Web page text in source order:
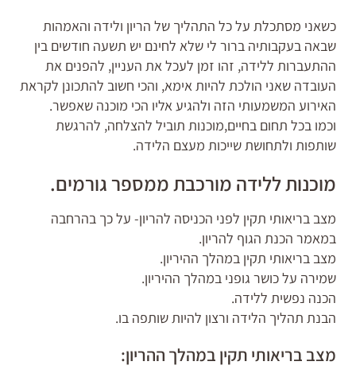
כשאני מסתכלת על כל התהליך של הריון ולידה והאמהות
שבאה בעקבותיה ברור לי שלא לחינם יש תשעה חודשים בין
ההתעברות ללידה, זהו זמן לעכל את העניין, להפנים את
העובדה שאני הולכת להיות אימא, והכי חשוב להתכונן לקראת
האירוע המשמעותי הזה ולהגיע אליו הכי מוכנה שאפשר.
וכמו בכל תחום בחיים,מוכנות תוביל להצלחה, להרגשת
שותפות ולתחושת שייכות מעצם הלידה.
מוכנות ללידה מורכבת ממספר גורמים.
מצב בריאותי תקין לפני הכניסה להריון- על כך בהרחבה
במאמר הכנת הגוף להריון.
מצב בריאותי תקין במהלך ההיריון.
שמירה על כושר גופני במהלך ההיריון.
הכנה נפשית ללידה.
הבנת תהליך הלידה ורצון להיות שותפה בו.
מצב בריאותי תקין במהלך ההריון: